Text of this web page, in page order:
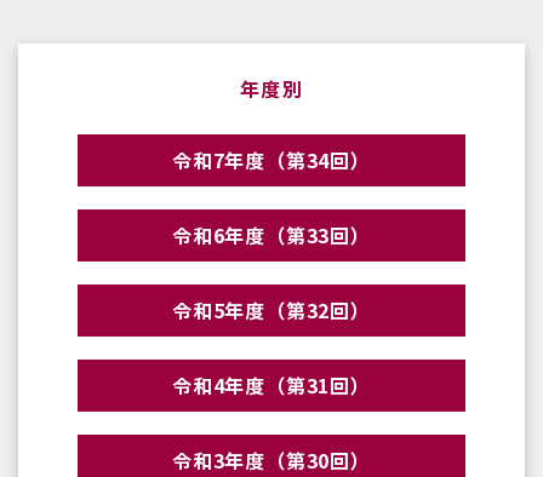
年度別
令和7年度（第34回）
令和6年度（第33回）
令和5年度（第32回）
令和4年度（第31回）
令和3年度（第30回）